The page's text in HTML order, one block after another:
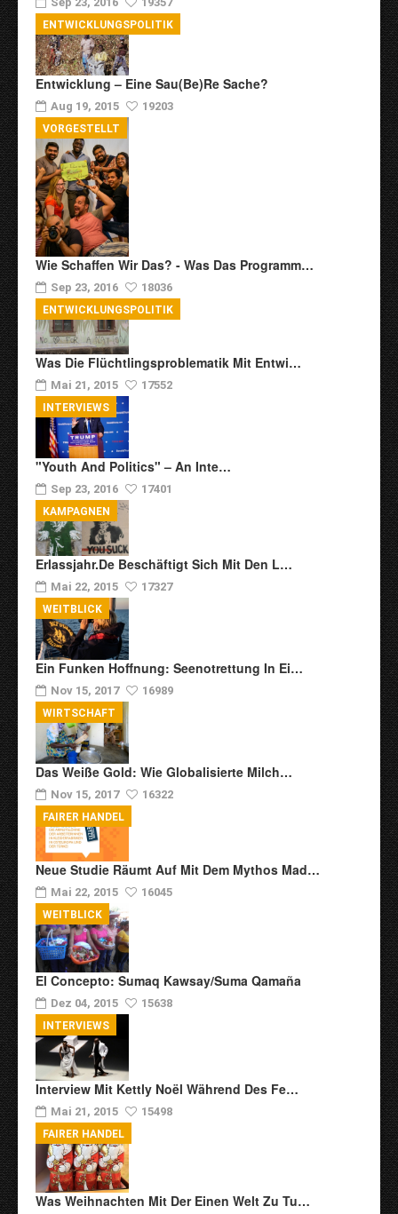
Entwicklung – Eine Sau(be)re Sache?
Aug 19, 2015 19203
ENTWICKLUNGSPOLITIK
Wie Schaffen Wir Das? - Was Das Programm…
Sep 23, 2016 18036
VORGESTELLT
Was Die Flüchtlingsproblematik Mit Entwi…
Mai 21, 2015 17552
ENTWICKLUNGSPOLITIK
"Youth And Politics" – An Inte…
Sep 23, 2016 17401
INTERVIEWS
Erlassjahr.de Beschäftigt Sich Mit Den L…
Mai 22, 2015 17327
KAMPAGNEN
Ein Funken Hoffnung: Seenotrettung In Ei…
Nov 15, 2017 16989
WEITBLICK
Das Weiße Gold: Wie Globalisierte Milch…
Nov 15, 2017 16322
WIRTSCHAFT
Neue Studie Räumt Auf Mit Dem Mythos Mad…
Mai 22, 2015 16045
FAIRER HANDEL
El Concepto: Sumaq Kawsay/Suma Qamaña
Dez 04, 2015 15638
WEITBLICK
Interview Mit Kettly Noël Während Des Fe…
Mai 21, 2015 15498
INTERVIEWS
Was Weihnachten Mit Der Einen Welt Zu Tu…
FAIRER HANDEL